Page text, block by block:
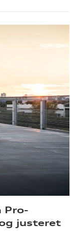
Pro-
justeret